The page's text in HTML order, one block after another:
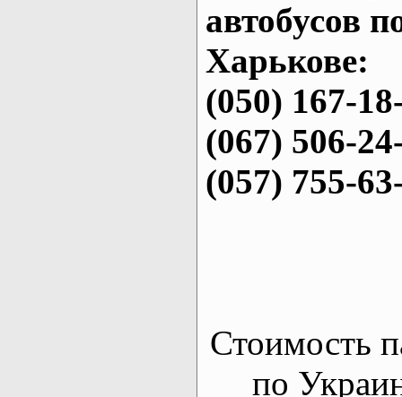
автобусов
Харькове:
(050) 167-
(067) 506-
(057) 755-
Стоимость
по